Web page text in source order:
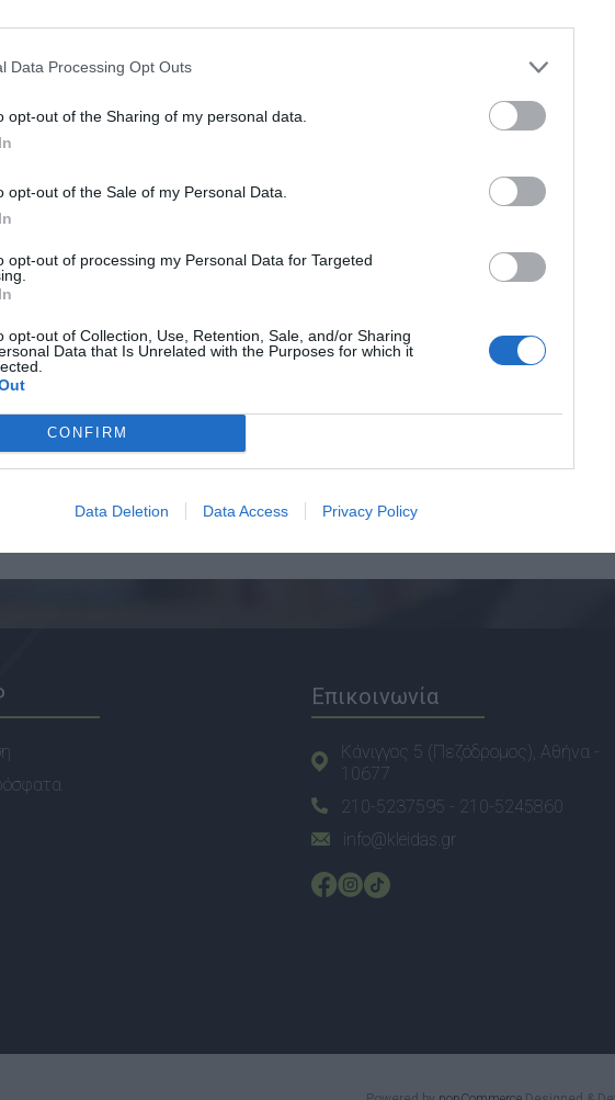
Data Processing Opt Outs
opt-out of the Sharing of my personal data.
opt-out of the Sale of my Personal Data.
opt-out of processing my Personal Data for Targeted
opt-out of Collection, Use, Retention, Sale, and/or Sharing
Data that Is Unrelated with the Purposes for which it
CONFIRM
Data Deletion Data Access Privacy Policy
Συνθέσεις Παιδικής Χαράς για ΑμεΑ
Κωδικός πρόσβασης:
Επιβεβαίωση κωδικού:
Επικοινωνία
Κάνιγγος 5 (Πεζόδρομος), Αθήνα -
10677
210-5237595 - 210-5245860
info@kleidas.gr